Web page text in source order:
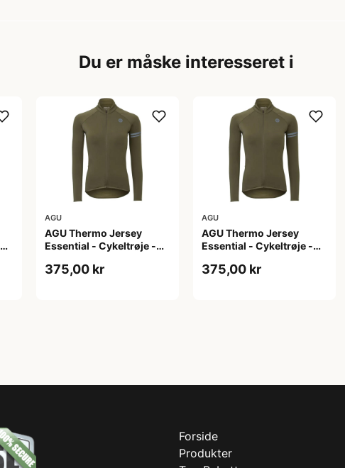
Du er måske interesseret i
AGU
AGU Thermo Jersey
Essential - Cykeltrøje -
375,00 kr
AGU
AGU Thermo Jersey
Essential - Cykeltrøje -
XL
375,00 kr
Forside
Produkter